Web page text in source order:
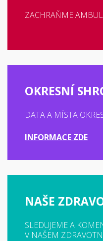
ZACHRAŇME
OKRESNÍ
DATA A MÍSTA
INFORMACE ZDE
NAŠE
SLEDUJEME A
V NAŠEM